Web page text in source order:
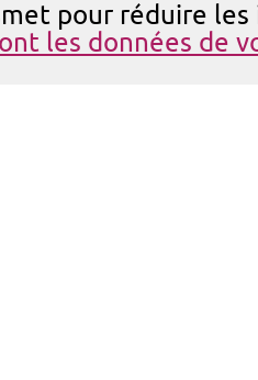
pour réduire
les données de